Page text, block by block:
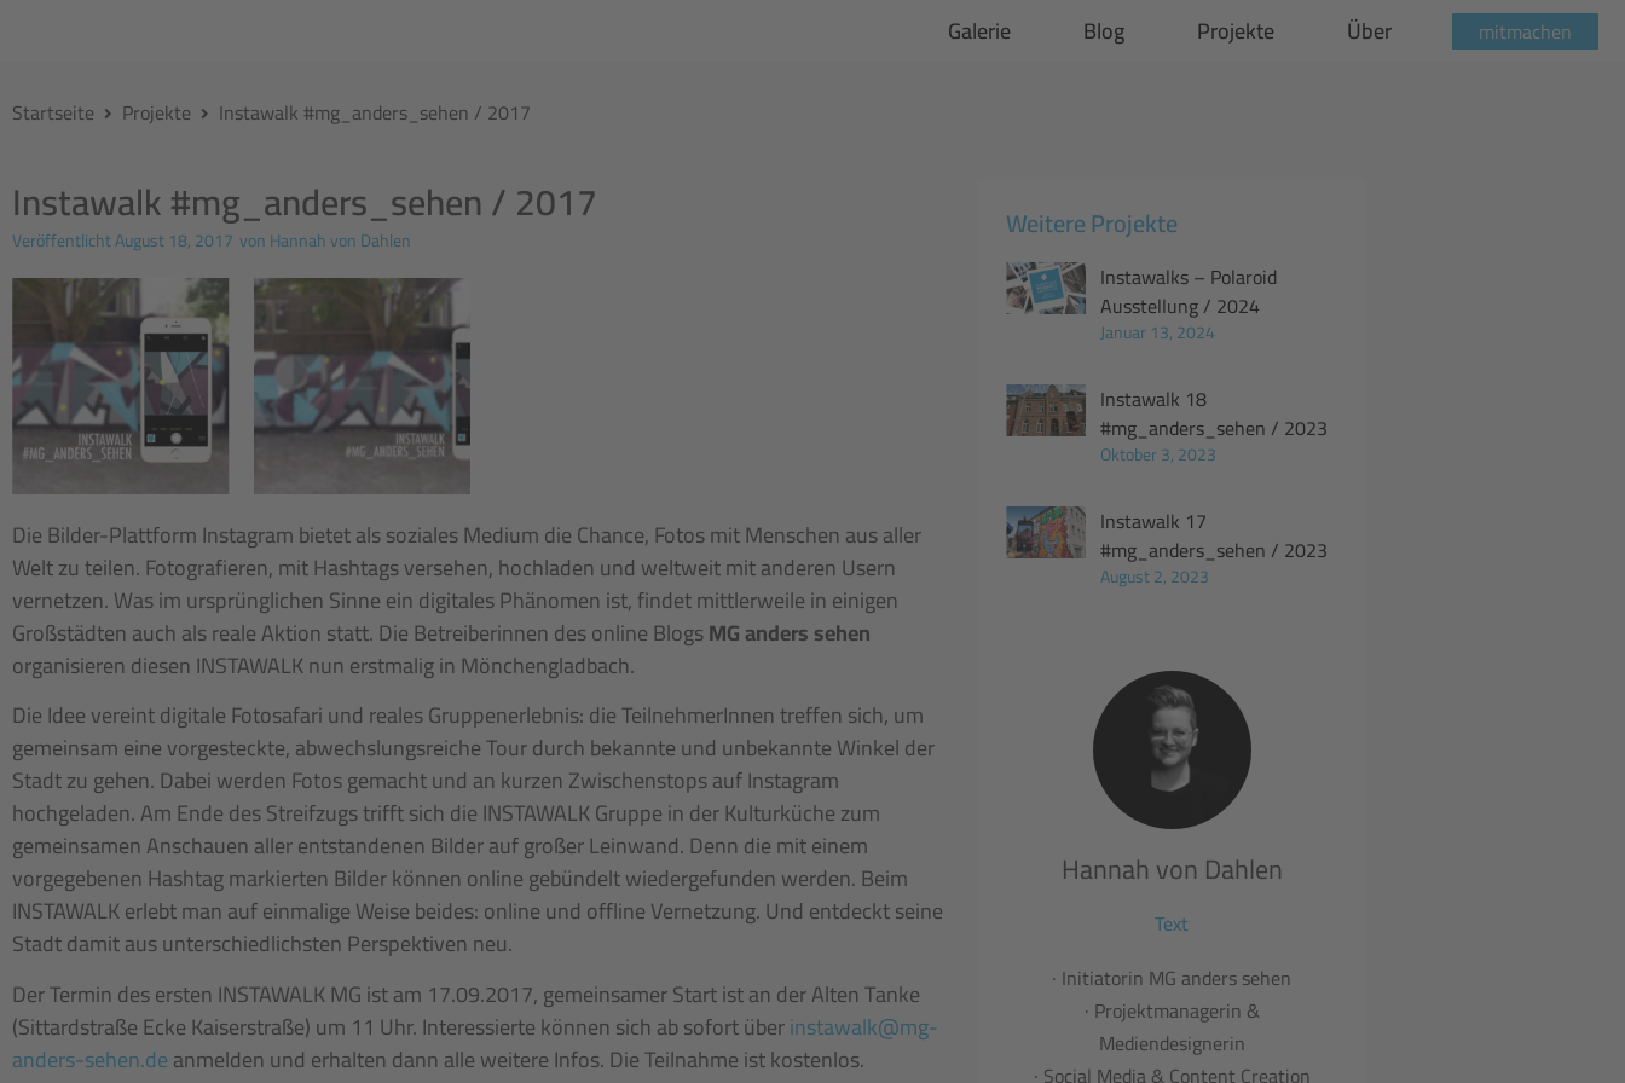
Galerie Blog Projekte Über mitmachen
Startseite Projekte Instawalk #mg_anders_sehen / 2017
Instawalk #mg_anders_sehen / 2017
VeröffentlichtAugust 18, 2017 vonHannah von Dahlen
Die Bilder-Plattform Instagram bietet als soziales Medium die Chance, Fotos mit Menschen aus aller
Welt zu teilen. Fotografieren, mit Hashtags versehen, hochladen und weltweit mit anderen Usern
vernetzen. Was im ursprünglichen Sinne ein digitales Phänomen ist, findet mittlerweile in einigen
Großstädten auch als reale Aktion statt. Die Betreiberinnen des online BlogsMG anders sehen
organisieren diesen INSTAWALK nun erstmalig in Mönchengladbach.
Die Idee vereint digitale Fotosafari und reales Gruppenerlebnis: die TeilnehmerInnen treffen sich, um
gemeinsam eine vorgesteckte, abwechslungsreiche Tour durch bekannte und unbekannte Winkel der
Stadt zu gehen. Dabei werden Fotos gemacht und an kurzen Zwischenstops auf Instagram
hochgeladen. Am Ende des Streifzugs trifft sich die INSTAWALK Gruppe in der Kulturküche zum
gemeinsamen Anschauen aller entstandenen Bilder auf großer Leinwand. Denn die mit einem
vorgegebenen Hashtag markierten Bilder können online gebündelt wiedergefunden werden. Beim
INSTAWALK erlebt man auf einmalige Weise beides: online und offline Vernetzung. Und entdeckt seine
Stadt damit aus unterschiedlichsten Perspektiven neu.
Der Termin des ersten INSTAWALK MG ist am 17.09.2017, gemeinsamer Start ist an der Alten Tanke
(Sittardstraße Ecke Kaiserstraße) um 11 Uhr. Interessierte können sich ab sofort überinstawalk@mg-
anders-sehen.deanmelden und erhalten dann alle weitere Infos. Die Teilnahme ist kostenlos.
Weitere Projekte
Instawalks – Polaroid
Ausstellung / 2024
Januar 13, 2024
Instawalk 18
#mg_anders_sehen / 2023
Oktober 3, 2023
Instawalk 17
#mg_anders_sehen / 2023
August 2, 2023
Hannah von Dahlen
Text
· Initiatorin MG anders sehen
· Projektmanagerin &
Mediendesignerin
· Social Media & Content Creation